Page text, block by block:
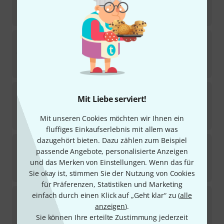
Mit Liebe serviert!
Mit unseren Cookies möchten wir Ihnen ein
fluffiges Einkaufserlebnis mit allem was
dazugehört bieten. Dazu zählen zum Beispiel
passende Angebote, personalisierte Anzeigen
und das Merken von Einstellungen. Wenn das für
Sie okay ist, stimmen Sie der Nutzung von Cookies
für Präferenzen, Statistiken und Marketing
einfach durch einen Klick auf „Geht klar“ zu (alle
anzeigen).
Sie können Ihre erteilte Zustimmung jederzeit
Sofort lieferbar
PG51T Pickguard Blank TT
Sofort lieferbar
31
8,10€
GöldoPG1 Pickguard Acoustic BK
60
Sofort lieferbar
4,50 €
Göldo PGLPC Angle Single Cut Chrome
53
Sofort lieferbar